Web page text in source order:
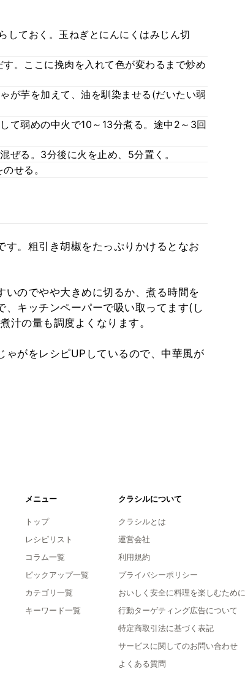
しておく。玉ねぎとにんにくはみじん切
。ここに挽肉を入れて色が変わるまで炒め
が芋を加えて、油を馴染ませる(だいたい弱
て弱めの中火で10～13分煮る。途中2～3回
ぜる。3分後に火を止め、5分置く。
せる。
。粗引き胡椒をたっぷりかけるとなお
いのでやや大きめに切るか、煮る時間を
キッチンペーパーで吸い取ってます(し
汁の量も調度よくなります。
がをレシピUPしているので、中華風が
メニュー
トップ
レシピリスト
コラム一覧
ピックアップ一覧
カテゴリ一覧
キーワード一覧
クラシルについて
クラシルとは
運営会社
利用規約
プライバシーポリシー
おいしく安全に料理を楽しむために
行動ターゲティング広告について
特定商取引法に基づく表記
サービスに関してのお問い合わせ
よくある質問